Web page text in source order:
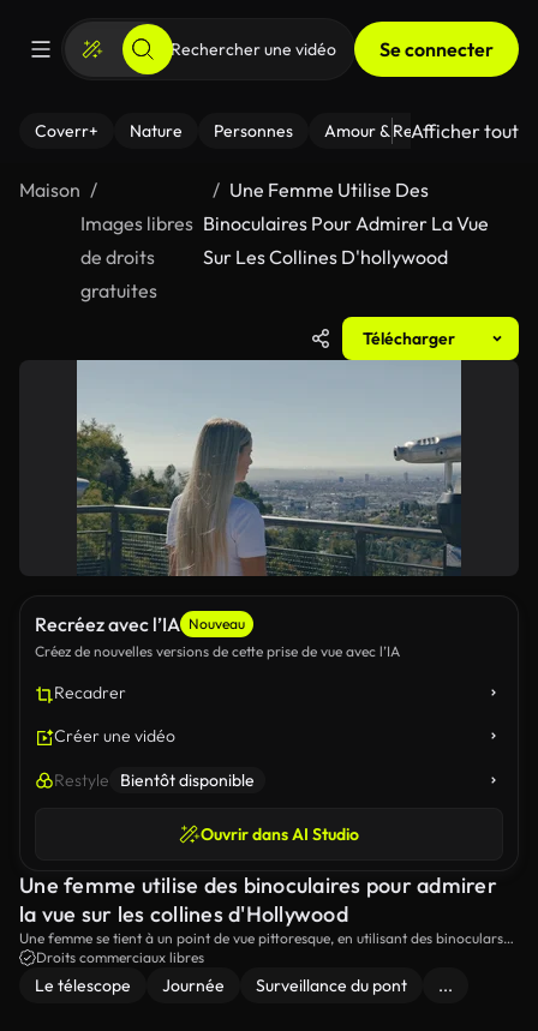
Se connecter
Coverr+ Nature Personnes Amour & Relations Le
Afficher tout
Maison
Images libres
de droits
gratuites
Une Femme Utilise Des
Binoculaires Pour Admirer La Vue
Sur Les Collines D'hollywood
Télécharger
Recréez avec l’IA Nouveau
Créez de nouvelles versions de cette prise de vue avec l’IA
Recadrer
Créer une vidéo
Restyle Bientôt disponible
Ouvrir dans AI Studio
Une femme utilise des binoculaires pour admirer
la vue sur les collines d'Hollywood
Une femme se tient à un point de vue pittoresque, en utilisant des binoculars
pour profiter de la vue imprenable sur les collines d'Hollywood.
Droits commerciaux libres
Le télescope Journée Surveillance du pont ...